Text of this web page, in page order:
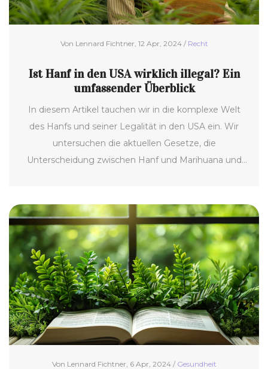
Von Lennard Fichtner, 12 Apr, 2024 / Recht
Ist Hanf in den USA wirklich illegal? Ein
umfassender Überblick
In diesem Artikel tauchen wir in die komplexe Welt
des Hanfs und seiner Legalität in den USA ein. Wir
untersuchen die aktuellen Gesetze, die
Unterscheidung zwischen Hanf und Marihuana und
und die jüngsten Veränderungen im Umgang mit
Hanf an. Ein informativer Leitfaden für Interessierte
und Betroffene.
Von Lennard Fichtner, 6 Apr, 2024 / Gesundheit